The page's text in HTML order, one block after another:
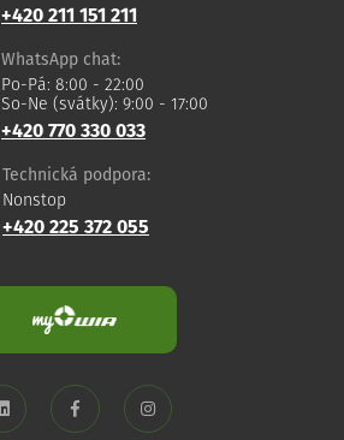
+420 211 151 211
WhatsApp chat:
Po-Pá: 8:00 - 22:00
So-Ne (svátky): 9:00 - 17:00
+420 770 330 033
Technická podpora:
Nonstop
+420 225 372 055